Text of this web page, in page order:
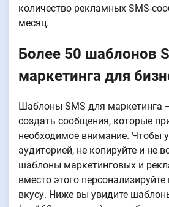
количество рекламных SMS-
месяц.
Более 50 шаблонов
маркетинга для
Шаблоны SMS для маркетинга
создать сообщения, которые
необходимое внимание. Чтобы
аудиторией, не копируйте и не
шаблоны маркетинговых и
вместо этого
вкусу. Ниже вы увидите